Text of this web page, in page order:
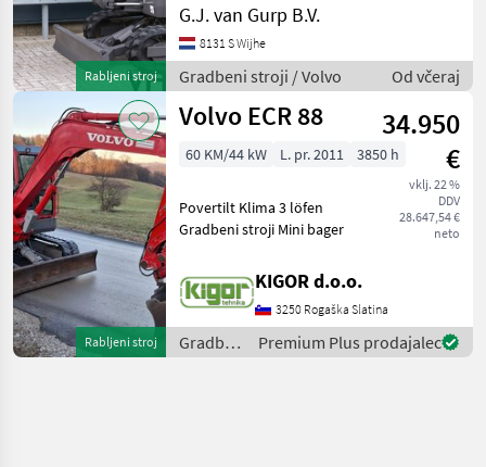
Rabljeni stroj
G.J. van Gurp B.V.
8131 S Wijhe
Gradbeni stroji / Volvo Od včeraj
Rabljeni stroj
Volvo ECR 88
34.950
€
vklj. 22 %
DDV
28.647,54 €
neto
60 KM/44 kW L. pr. 2011 3850 h
Povertilt Klima 3 löfen
Gradbeni stroji Mini bager
KIGOR d.o.o.
3250 Rogaška Slatina
Gradbeni
stroji /
Premium Plus prodajalec